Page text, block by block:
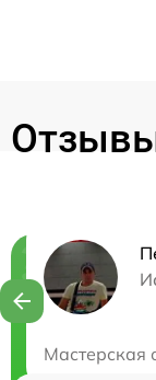
Мастерская
Нужна